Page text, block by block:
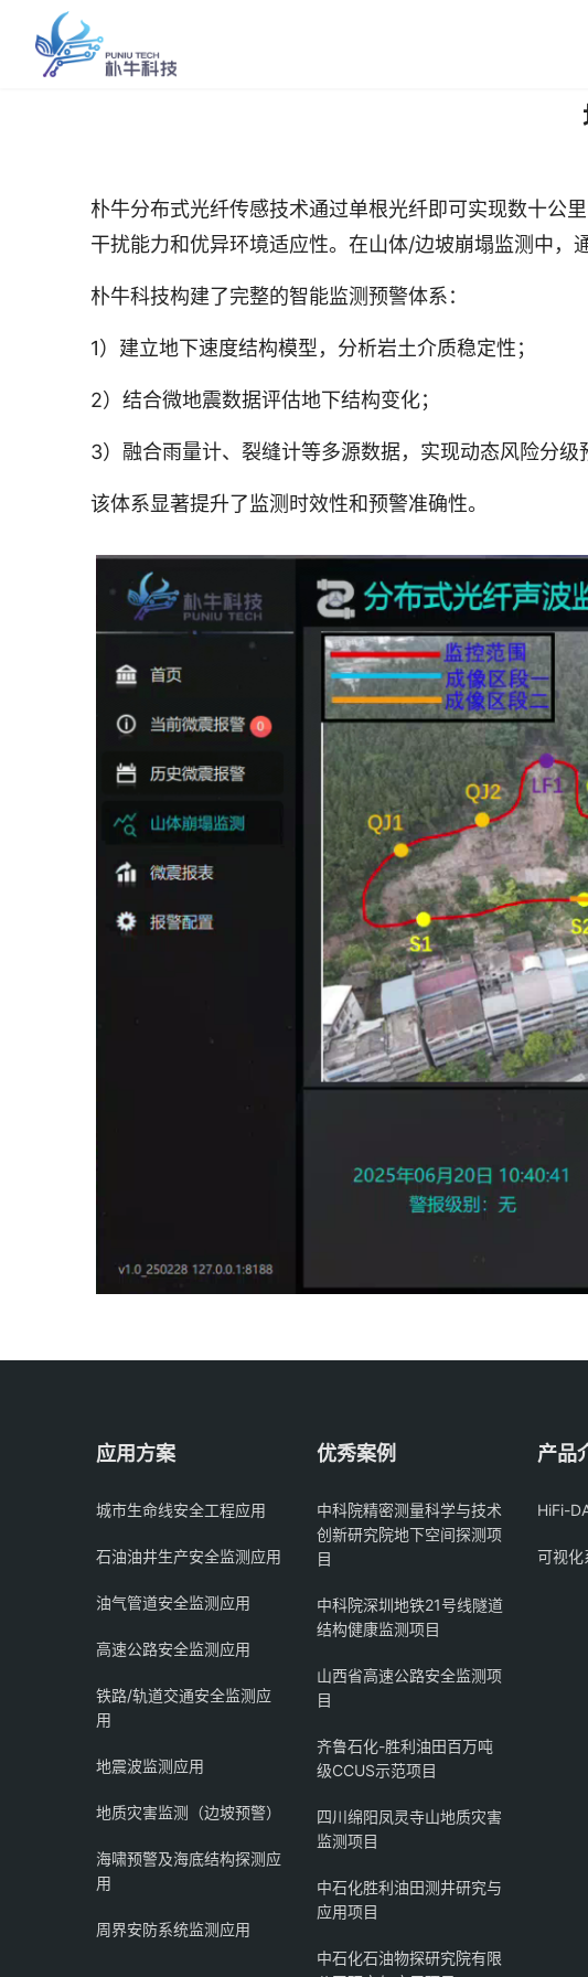
朴牛分布式光纤传感技术通过单根光纤即可实现数十公
干扰能力和优异环境适应性。在山体/边坡崩塌监测中，
朴牛科技构建了完整的智能监测预警体系：
1）建立地下速度结构模型，分析岩土介质稳定性；
2）结合微地震数据评估地下结构变化；
3）融合雨量计、裂缝计等多源数据，实现动态风险分级
该体系显著提升了监测时效性和预警准确性。
应用方案
城市生命线安全工程应用
石油油井生产安全监测应用
油气管道安全监测应用
高速公路安全监测应用
铁路/轨道交通安全监测应
用
地震波监测应用
地质灾害监测（边坡预警）
海啸预警及海底结构探测应
用
周界安防系统监测应用
优秀案例
中科院精密测量科学与技术
创新研究院地下空间探测项
目
中科院深圳地铁21号线隧道
结构健康监测项目
山西省高速公路安全监测项
目
齐鲁石化-胜利油田百万吨
级CCUS示范项目
四川绵阳凤灵寺山地质灾害
监测项目
中石化胜利油田测井研究与
应用项目
中石化石油物探研究院有限
产品
HiFi-
可视化